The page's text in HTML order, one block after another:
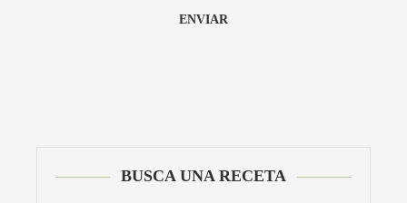
BUSCA UNA RECETA